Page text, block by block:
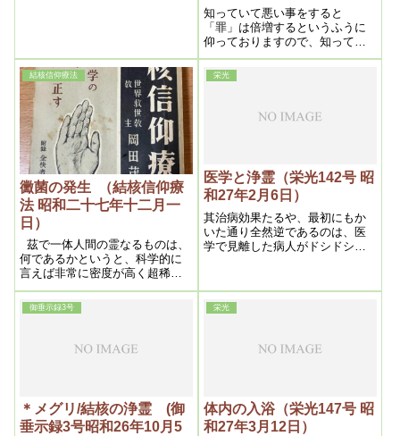
いなる力を与え給うたのであ
る。
2015年10月⑤ (私達の学び
目からウロコの内容より）
知っていて悪い事をすると
「罪」は倍増するというふうに
仰っておりますので、知ってい
てですね、曇りを発生するとい
う事は、実質的には信仰しなが
ら「罪」を作っていっている、
結核信仰療法
黴菌の発生 （結核信仰療
法 昭和二十七年十二月一
日）
茲で一体人間の霊なるものは、
何であるかというと、科学的に
言えば非常に密度が高く超稀薄
なものであって、現在進歩した
原子顕微鏡でも、到底見る事は
出来ない程の超々極微粒子であ
如く人間の本体であるから、全
に曇りが発生する
栄光
医学と浄霊（栄光142号 昭
和27年2月6日）
其治病効果たるや、最初にもか
いた通り全然逆であるのは、医
学で見離した病人がドシドシ治
御垂示録3号
＊メグリ/結核の浄霊 (御
垂示録3号昭和26年10月5
栄光
体内の入浴（栄光147号 昭
和27年3月12日）